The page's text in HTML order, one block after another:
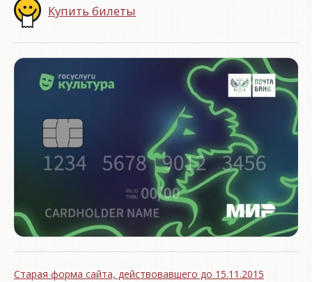
Купить билеты
Старая форма сайта, действовавшего до 15.11.2015